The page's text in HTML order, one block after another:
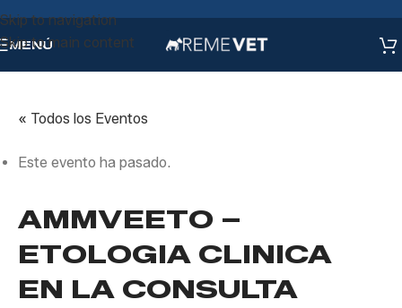
Skip to navigation
Skip to main content
MENÚ
« Todos los Eventos
Este evento ha pasado.
AMMVEETO –
ETOLOGIA CLINICA
EN LA CONSULTA